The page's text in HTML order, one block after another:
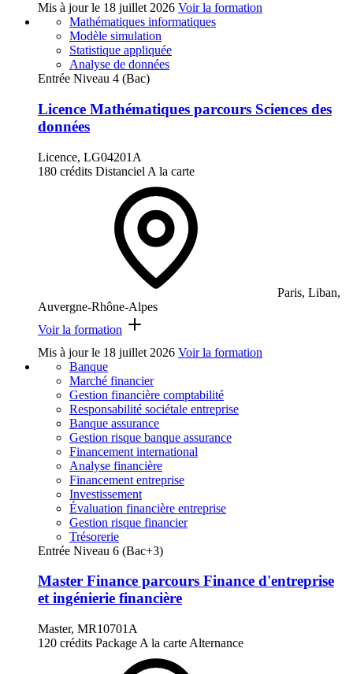
Mis à jour le 18 juillet 2026 Voir la formation
Mathématiques informatiques
Modèle simulation
Statistique appliquée
Analyse de données
Entrée Niveau 4 (Bac)
Licence Mathématiques parcours Sciences des
données
Licence, LG04201A
180 crédits Distanciel A la carte
Paris, Liban,
Auvergne-Rhône-Alpes
Voir la formation
Mis à jour le 18 juillet 2026 Voir la formation
Banque
Marché financier
Gestion financière comptabilité
Responsabilité sociétale entreprise
Banque assurance
Gestion risque banque assurance
Financement international
Analyse financière
Financement entreprise
Investissement
Évaluation financière entreprise
Gestion risque financier
Trésorerie
Entrée Niveau 6 (Bac+3)
Master Finance parcours Finance d'entreprise
et ingénierie financière
Master, MR10701A
120 crédits Package A la carte Alternance